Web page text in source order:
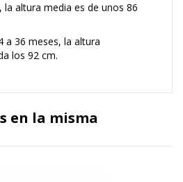
la altura media es de unos 86
a 36 meses, la altura
los 92 cm.
en la misma